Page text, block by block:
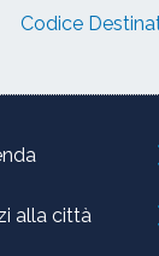
Codice
alla città